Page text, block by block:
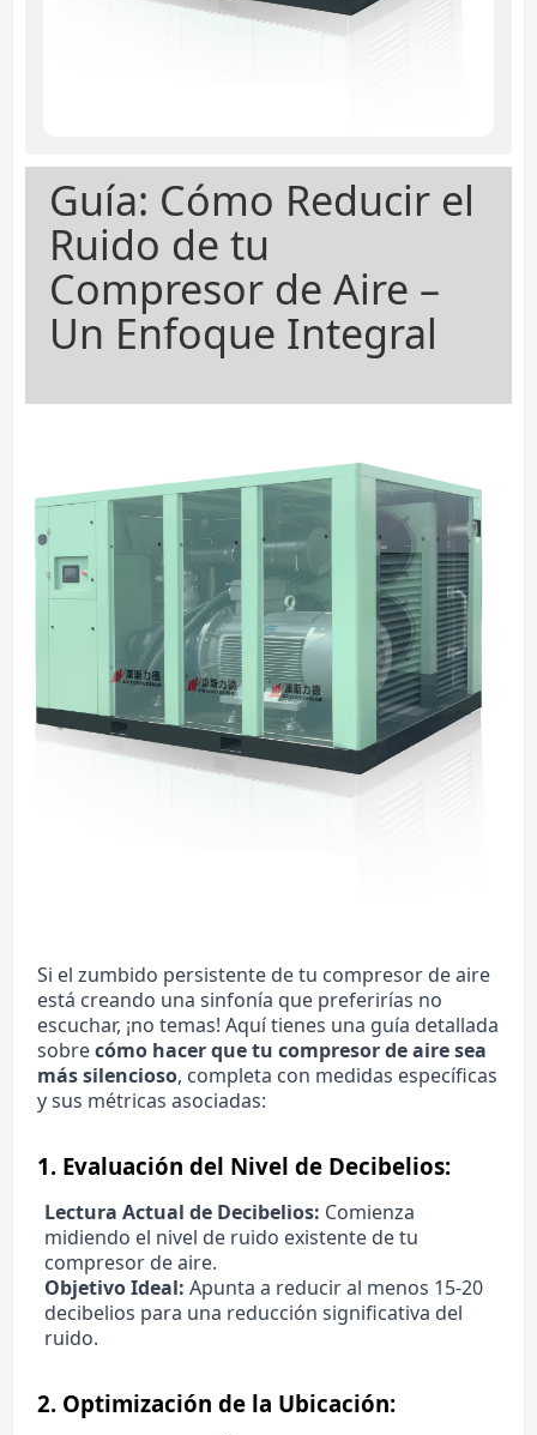
Guía: Cómo Reducir el
Ruido de tu
Compresor de Aire –
Un Enfoque Integral
Si el zumbido persistente de tu compresor de aire
está creando una sinfonía que preferirías no
escuchar, ¡no temas! Aquí tienes una guía detallada
sobrecómo hacer que tu compresor de aire sea
más silencioso, completa con medidas específicas
y sus métricas asociadas:
1. Evaluación del Nivel de Decibelios:
Lectura Actual de Decibelios: Comienza
midiendo el nivel de ruido existente de tu
compresor de aire.
Objetivo Ideal: Apunta a reducir al menos 15-20
decibelios para una reducción significativa del
ruido.
2. Optimización de la Ubicación: